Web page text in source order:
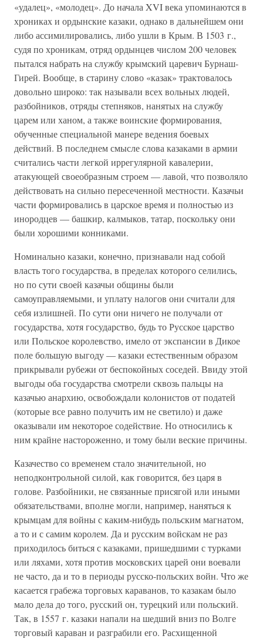
«удалец», «молодец». До начала XVI века упоминаются в
хрониках и ордынские казаки, однако в дальнейшем они
либо ассимилировались, либо ушли в Крым. В 1503 г.,
судя по хроникам, отряд ордынцев числом 200 человек
пытался набрать на службу крымский царевич Бурнаш-
Гирей. Вообще, в старину слово «казак» трактовалось
довольно широко: так называли всех вольных людей,
разбойников, отряды степняков, нанятых на службу
царем или ханом, а также воинские формирования,
обученные специальной манере ведения боевых
действий. В последнем смысле слова казаками в армии
считались части легкой иррегулярной кавалерии,
атакующей своеобразным строем — лавой, что позволяло
действовать на сильно пересеченной местности. Казачьи
части формировались в царское время и полностью из
инородцев — башкир, калмыков, татар, поскольку они
были хорошими конниками.
Номинально казаки, конечно, признавали над собой
власть того государства, в пределах которого селились,
но по сути своей казачьи общины были
самоуправляемыми, и уплату налогов они считали для
себя излишней. По сути они ничего не получали от
государства, хотя государство, будь то Русское царство
или Польское королевство, имело от экспансии в Дикое
поле большую выгоду — казаки естественным образом
прикрывали рубежи от беспокойных соседей. Ввиду этой
выгоды оба государства смотрели сквозь пальцы на
казачью анархию, освобождали колонистов от податей
(которые все равно получить им не светило) и даже
оказывали им некоторое содействие. Но относились к
ним крайне настороженно, и тому были веские причины.
Казачество со временем стало значительной, но
неподконтрольной силой, как говорится, без царя в
голове. Разбойники, не связанные присягой или иными
обязательствами, вполне могли, например, наняться к
крымцам для войны с каким-нибудь польским магнатом,
а то и с самим королем. Да и русским войскам не раз
приходилось биться с казаками, пришедшими с турками
или ляхами, хотя против московских царей они воевали
не часто, да и то в периоды русско-польских войн. Что же
касается грабежа торговых караванов, то казакам было
мало дела до того, русский он, турецкий или польский.
Так, в 1557 г. казаки напали на шедший вниз по Волге
торговый караван и разграбили его. Расхищенной